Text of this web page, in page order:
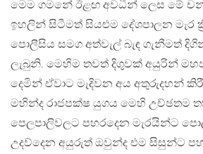
මෙම ගමනේ ඊළඟ අවධීන් ලෙස මේ
ඉහලින් සිටීමත් සියළුම දේශපාලන මැර
පොලීසිය සමග අත්වැල් බැඳ ගැනීමත්
ලැබුනි. මෙහිම තවත් දිගුවක් අයුරින්
දෙමින් ඒවාට මැදිවන අය අතුරුදහන්
මහින්ද රාජපක්ෂ යුගය මෙහි උච්ඡතම
පෙලපාලිවලට පහරදෙන මැරයින්ට
උදව්දෙන අයුරුත් ඔවුන්ද එම සිසුන්ට